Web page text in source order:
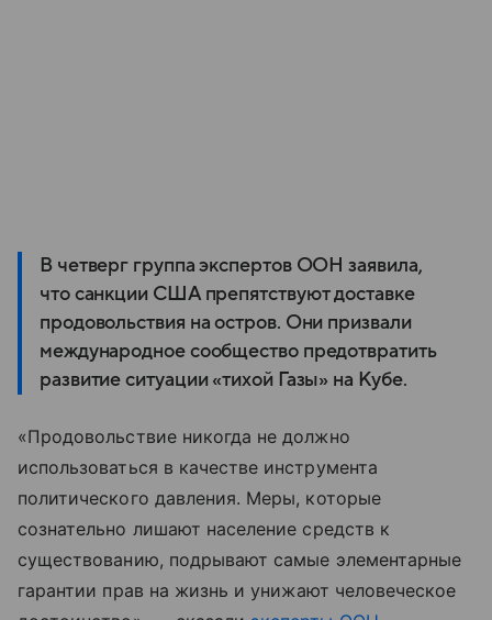
В четверг группа экспертов ООН заявила,
что санкции США препятствуют доставке
продовольствия на остров. Они призвали
международное сообщество предотвратить
развитие ситуации «тихой Газы» на Кубе.
«Продовольствие никогда недолжно
использоваться в качестве инструмента
политического давления. Меры, которые
сознательно лишают население средств к
существованию, подрывают самые элементарные
гарантии прав на жизнь и унижают человеческое